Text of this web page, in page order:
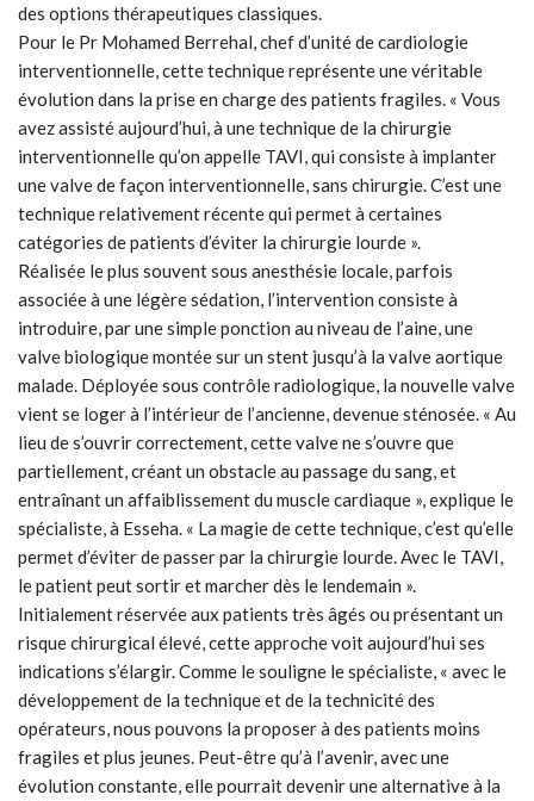
des options thérapeutiques classiques.
Pour le Pr Mohamed Berrehal, chef d’unité de cardiologie
interventionnelle, cette technique représente une véritable
évolution dans la prise en charge des patients fragiles. « Vous
avez assisté aujourd’hui, à une technique de la chirurgie
interventionnelle qu’on appelle TAVI, qui consiste à implanter
une valve de façon interventionnelle, sans chirurgie. C’est une
technique relativement récente qui permet à certaines
catégories de patients d’éviter la chirurgie lourde ».
Réalisée le plus souvent sous anesthésie locale, parfois
associée à une légère sédation, l’intervention consiste à
introduire, par une simple ponction au niveau de l’aine, une
valve biologique montée sur un stent jusqu’à la valve aortique
malade. Déployée sous contrôle radiologique, la nouvelle valve
vient se loger à l’intérieur de l’ancienne, devenue sténosée. « Au
lieu de s’ouvrir correctement, cette valve ne s’ouvre que
partiellement, créant un obstacle au passage du sang, et
entraînant un affaiblissement du muscle cardiaque », explique le
spécialiste, à Esseha. « La magie de cette technique, c’est qu’elle
permet d’éviter de passer par la chirurgie lourde. Avec le TAVI,
le patient peut sortir et marcher dès le lendemain ».
Initialement réservée aux patients très âgés ou présentant un
risque chirurgical élevé, cette approche voit aujourd’hui ses
indications s’élargir. Comme le souligne le spécialiste, « avec le
développement de la technique et de la technicité des
opérateurs, nous pouvons la proposer à des patients moins
fragiles et plus jeunes. Peut-être qu’à l’avenir, avec une
évolution constante, elle pourrait devenir une alternative à la